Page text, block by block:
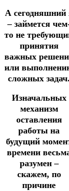
А сегодняшний
– займется
то не
принятия
важных
или
сложных задач.
Изначальных
механизм
оставления
работы на
будущий
времени
разумен –
скажем, по
причине